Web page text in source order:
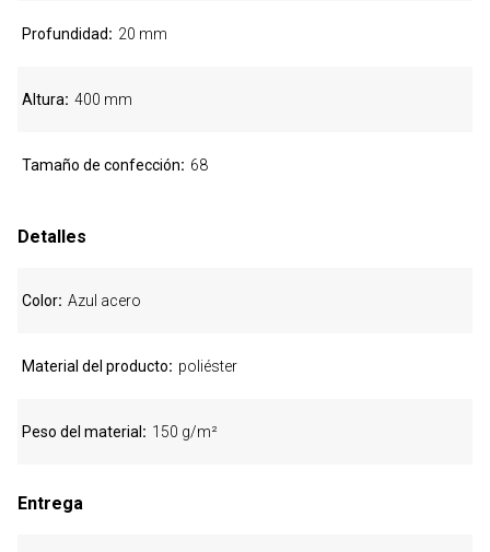
Profundidad 20 mm
Altura 400 mm
Tamaño de confección 68
Detalles
Color Azul acero
Material del producto poliéster
Peso del material 150 g/m²
Entrega